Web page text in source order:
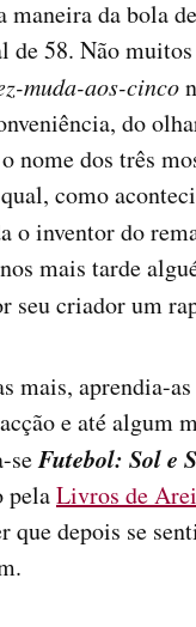
maneira da bola
58. Não muitos
muda-aos-cinco
do
nome dos três
como
o inventor do
mais tarde
seu criador um
mais, aprendia-
e até algum
seFutebol: Sol e
pelaLivros de
depois se